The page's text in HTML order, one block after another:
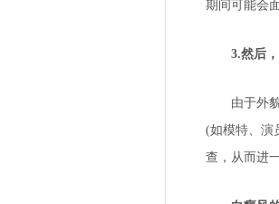
期间可能会
3.然后，
由于外貌
(如模特、演
查，从而进